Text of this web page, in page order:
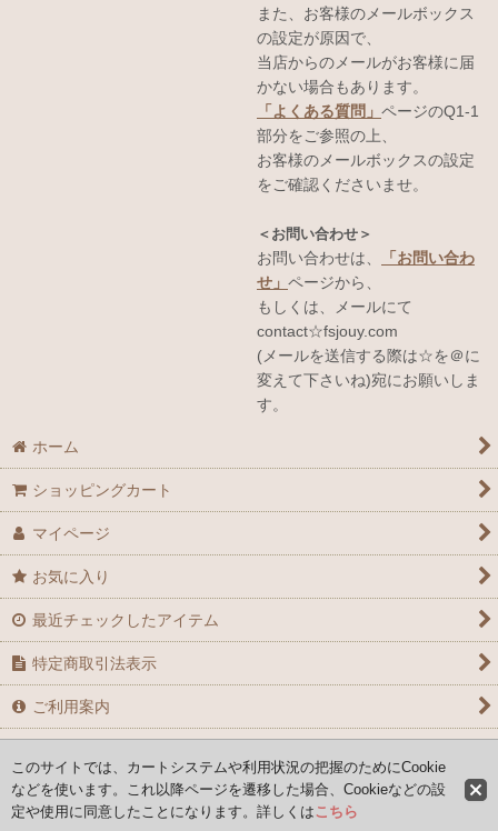
また、お客様のメールボックス
の設定が原因で、
当店からのメールがお客様に届
かない場合もあります。
「よくある質問」 ページのQ1-1
部分をご参照の上、
お客様のメールボックスの設定
をご確認くださいませ。
＜お問い合わせ＞
お問い合わせは、
「お問い合わ
せ」 ページから、
もしくは、メールにて
contact☆fsjouy.com
(メールを送信する際は☆を＠に
変えて下さいね)宛にお願いしま
す。
ホーム
ショッピングカート
マイページ
お気に入り
最近チェックしたアイテム
特定商取引法表示
ご利用案内
Copyright (C) 2008-2026 AYAFRANCE All Rights Reserved
このサイトでは、カートシステムや利用状況の把握のためにCookie
などを使います。これ以降ページを遷移した場合、Cookieなどの設
定や使用に同意したことになります。詳しくはこちら